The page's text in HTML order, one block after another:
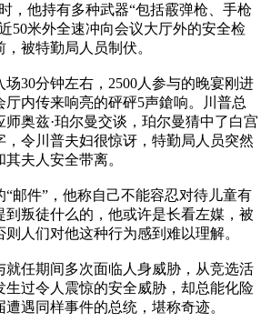
，他持有多种武器“包括霰弹枪、手枪
50米外全速冲向会议大厅外的安全检
被特勤局人员制伏。
30分钟左右，2500人参与的晚宴刚进
厅内传来响亮的砰砰5声鎗响。川普总
奥兹·珀尔曼交谈，珀尔曼猜中了白宫
，令川普夫妇很惊讶，特勤局人员突然
夫人安全带离。
邮件”，他称自己不能容忍对待儿童有
到叛徒什么的，他或许是长看左媒，被
人们对他这种行为感到难以理解。
就任期间多次面临人身威胁，从竞选活
生过令人震惊的安全威胁，却总能化险
遇同样事件的总统，堪称奇迹。